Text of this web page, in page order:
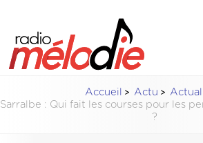
Accueil Actu
Sarralbe : Qui fait les courses pour les
?